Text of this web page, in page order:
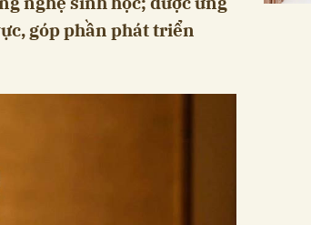
góp phần phát triển